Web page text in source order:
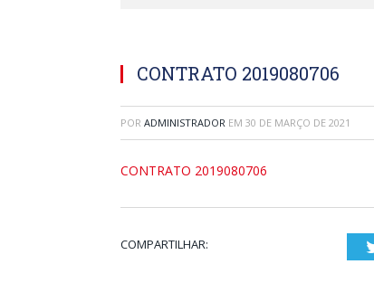
CONTRATO 2019080706
POR ADMINISTRADOR EM 30 DE MARÇO DE 2021
CONTRATO 2019080706
COMPARTILHAR: